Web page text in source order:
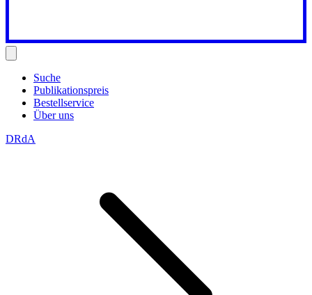
Suche
Publikationspreis
Bestellservice
Über uns
DRdA